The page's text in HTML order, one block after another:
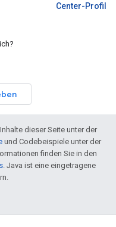
Center-Profil
dieser Seite unter der
und Codebeispiele unter der
finden Sie in den
. Java ist eine eingetragene